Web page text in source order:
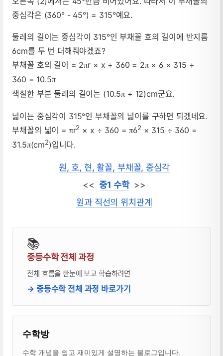
중심각은 (360° - 45°) = 315°예요.
둘레의 길이는 중심각이 315°인 부채꼴 호의 길이에 반지름
6cm를 두 번 더해줘야겠죠?
부채꼴 호의 길이 = 2πr × x ÷ 360 = 2π× 6 × 315 ÷
360 = 10.5π
색칠한 부분 둘레의 길이는 (10.5π + 12)cm군요.
넓이는 중심각이 315°인 부채꼴의 넓이를 구하면 되겠네요.
부채꼴의 넓이 = πr2 × x ÷ 360 =π62 × 315 ÷ 360 =
31.5π(cm2)입니다.
원, 호, 현, 활꼴, 부채꼴, 중심각
<< 중1 수학>>
원과 직선의 위치관계
📚
중등수학 전체 과정
전체 흐름을 한눈에 보고 학습하려면
→ 중등수학 전체 과정 바로가기
블로거 & 출판 교재 소개
수학방
수학 개념을 쉽고 재미있게 설명하는 블로그입니다.